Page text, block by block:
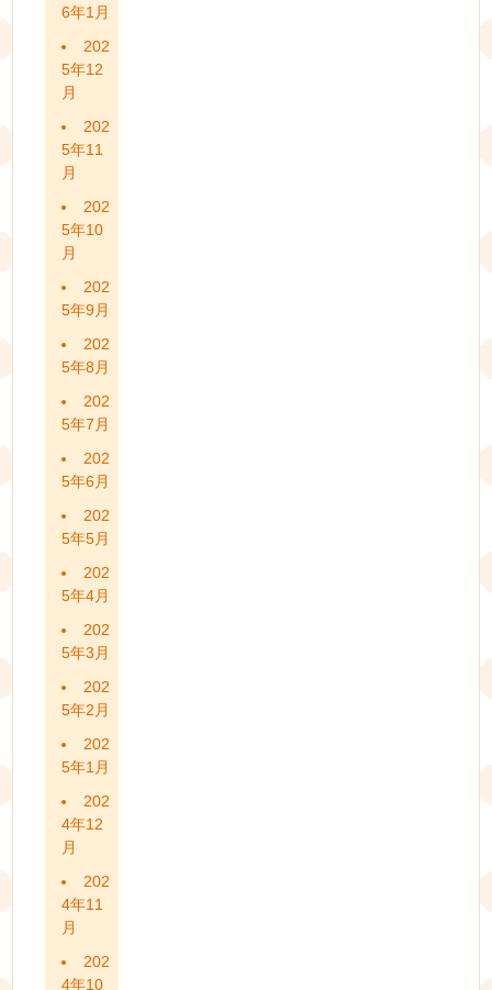
6年1月
202
5年12
月
202
5年11
月
202
5年10
月
202
5年9月
202
5年8月
202
5年7月
202
5年6月
202
5年5月
202
5年4月
202
5年3月
202
5年2月
202
5年1月
202
4年12
月
202
4年11
月
202
4年10